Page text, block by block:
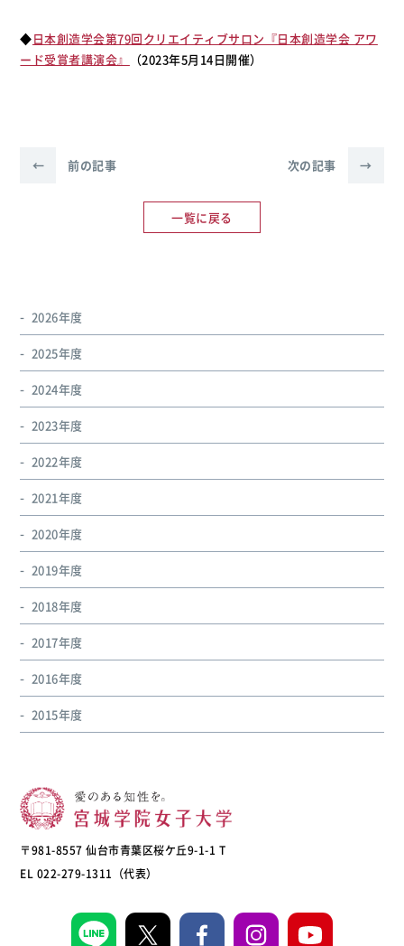
◆日本創造学会第79回クリエイティブサロン『日本創造学会 アワ
ード受賞者講演会』
（2023年5月14日開催）
← 前の記事
一覧に戻る
次の記事 →
2026年度
2025年度
2024年度
2023年度
2022年度
2021年度
2020年度
2019年度
2018年度
2017年度
2016年度
2015年度
〒981-8557 仙台市青葉区桜ケ丘9-1-1 T
EL 022-279-1311（代表）